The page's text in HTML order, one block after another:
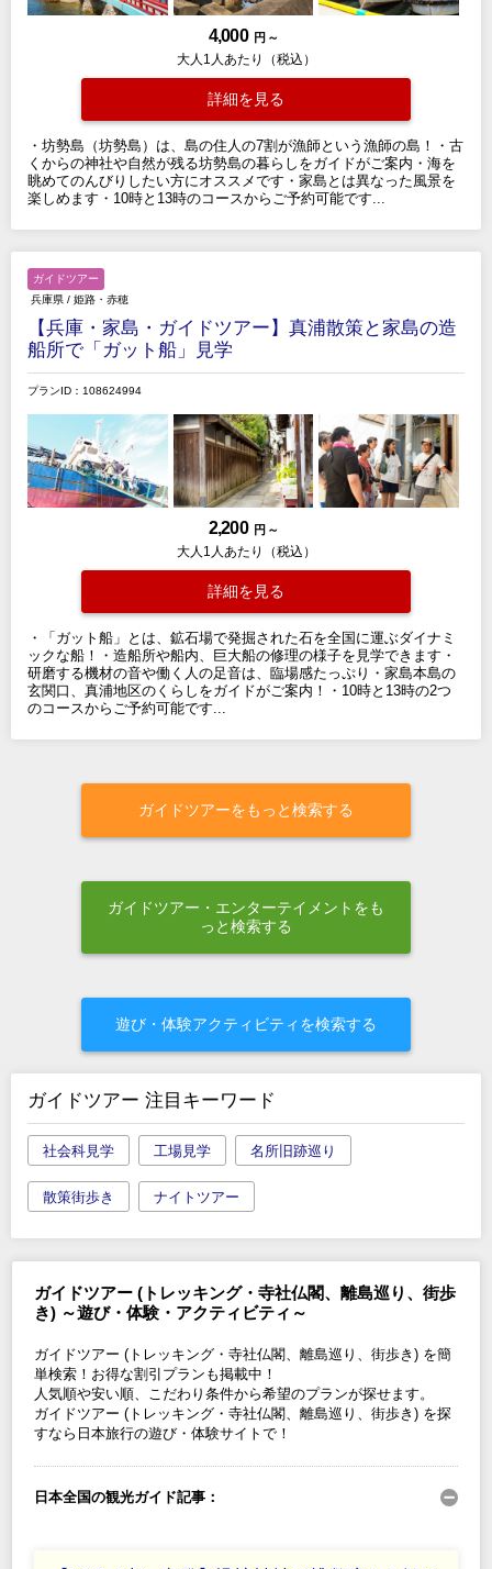
4,000 円 ～
大人1人あたり（税込）
詳細を見る
・坊勢島（坊勢島）は、島の住人の7割が漁師という漁師の島！・古
くからの神社や自然が残る坊勢島の暮らしをガイドがご案内・海を
眺めてのんびりしたい方にオススメです・家島とは異なった風景を
楽しめます・10時と13時のコースからご予約可能です...
ガイドツアー
兵庫県 / 姫路・赤穂
【兵庫・家島・ガイドツアー】真浦散策と家島の造
船所で「ガット船」見学
プランID：108624994
2,200 円 ～
大人1人あたり（税込）
詳細を見る
・「ガット船」とは、鉱石場で発掘された石を全国に運ぶダイナミ
ックな船！・造船所や船内、巨大船の修理の様子を見学できます・
研磨する機材の音や働く人の足音は、臨場感たっぷり・家島本島の
玄関口、真浦地区のくらしをガイドがご案内！・10時と13時の2つ
のコースからご予約可能です...
ガイドツアーをもっと検索する
ガイドツアー・エンターテイメントをも
っと検索する
遊び・体験アクティビティを検索する
ガイドツアー 注目キーワード
社会科見学 工場見学 名所旧跡巡り
散策街歩き ナイトツアー
ガイドツアー (トレッキング・寺社仏閣、離島巡り、街歩
き) ～遊び・体験・アクティビティ～
ガイドツアー (トレッキング・寺社仏閣、離島巡り、街歩き) を簡
単検索！お得な割引プランも掲載中！
人気順や安い順、こだわり条件から希望のプランが探せます。
ガイドツアー (トレッキング・寺社仏閣、離島巡り、街歩き) を探
すなら日本旅行の遊び・体験サイトで！
日本全国の観光ガイド記事：